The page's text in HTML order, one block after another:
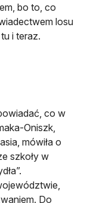
bo to, co
losu
i teraz.
co w
Oniszk,
mówiła o
szkoły w
Do